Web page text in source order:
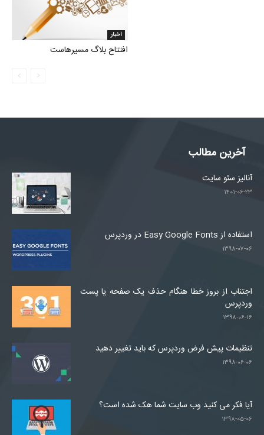
اخبار
افتتاح بلاگ مسیرهاست
آخرین مطالب
آنالیز سئو سایت
۱۴۰۱-۰۶-۲۳
استفاده از Easy Google Fonts در وردپرس
۱۳۹۸-۰۷-۰۶
اجتناب از بروز خطا هنگام حذف یک صفحه یا پست
وردپرس
۱۳۹۸-۰۶-۱۶
تنظیمات پیش فرض وردپرس که باید تغییر دهید
۱۳۹۸-۰۶-۰۶
آیا فکر می کنید وب سایت شما هک شده است؟
۱۳۹۸-۰۵-۰۶